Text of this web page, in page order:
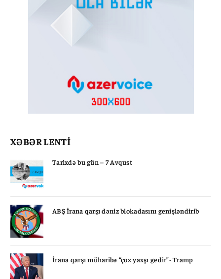
XƏBƏR LENTİ
Tarixdə bu gün – 7 Avqust
ABŞ İrana qarşı dəniz blokadasını genişləndirib
İrana qarşı müharibə “çox yaxşı gedir”- Tramp